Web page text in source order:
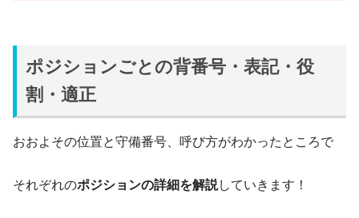
ポジションごとの背番号・表記・役
割・適正
おおよその位置と守備番号、呼び方がわかったところで
それぞれのポジションの詳細を解説していきます！